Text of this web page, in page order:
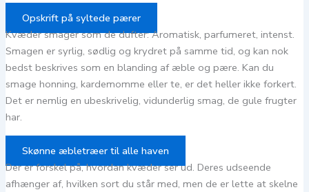
Opskrift på syltede pærer
Kvæder smager som de dufter: Aromatisk, parfumeret, intenst.
Smagen er syrlig, sødlig og krydret på samme tid, og kan nok
bedst beskrives som en blanding af æble og pære. Kan du
smage honning, kardemomme eller te, er det heller ikke forkert.
Det er nemlig en ubeskrivelig, vidunderlig smag, de gule frugter
har.
Skønne æbletræer til alle haven
Der er forskel på, hvordan kvæder ser ud. Deres udseende
afhænger af, hvilken sort du står med, men de er lette at skelne